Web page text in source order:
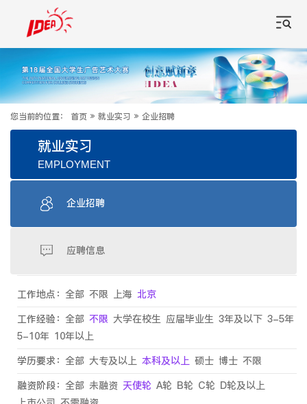
您当前的位置： 首页 » 就业实习 » 企业招聘
就业实习
EMPLOYMENT
企业招聘
应聘信息
工作地点： 全部 不限 上海 北京
工作经验： 全部 不限 大学在校生 应届毕业生 3年及以下 3-5年
5-10年 10年以上
学历要求： 全部 大专及以上 本科及以上 硕士 博士 不限
融资阶段： 全部 未融资 天使轮 A轮 B轮 C轮 D轮及以上